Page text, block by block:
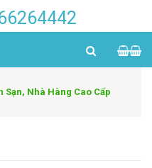
Nhà Hàng Cao Cấp